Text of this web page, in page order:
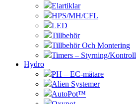
Elartiklar
HPS/MH/CFL
LED
Tillbehör
Tillbehör Och Montering
Timers – Styrning/Kontroll
Hydro
PH – EC-mätare
Alien Systemer
AutoPot™